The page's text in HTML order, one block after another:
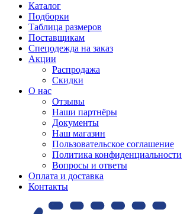
Каталог
Подборки
Таблица размеров
Поставщикам
Спецодежда на заказ
Акции
Распродажа
Скидки
О нас
Отзывы
Наши партнёры
Документы
Наш магазин
Пользовательское соглашение
Политика конфиденциальности
Вопросы и ответы
Оплата и доставка
Контакты